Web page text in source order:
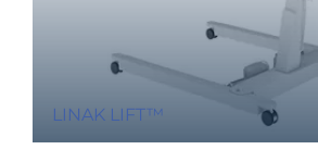
LINAK LIFT™